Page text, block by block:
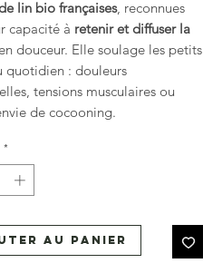
lin bio françaises, reconnues
capacité à retenir et diffuser la
douceur. Elle soulage les petits
quotidien : douleurs
tensions musculaires ou
de cocooning.
bleu profond, presque nuit,
de bouquets délicats. Un motif
se marie facilement à vos
à la main, dans notre atelier à
*
au panier